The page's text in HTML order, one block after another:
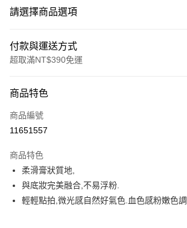
請選擇商品選項
付款與運送方式
超取滿NT$390免運
POYA支付
信用卡一次付款
LINE Pay
Apple Pay
商品特色
商品編號
11651557
商品特色
柔滑膏狀質地,
與底妝完美融合,不易浮粉.
輕輕點拍,微光感自然好氣色.血色感粉嫩色調.